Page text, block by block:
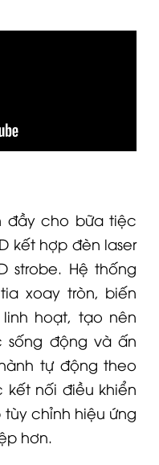
đầy cho bữa tiệc
kết hợp đèn laser
strobe. Hệ thống
xoay tròn, biến
hoạt, tạo nên
sống động và ấn
tự động theo
nối điều khiển
chỉnh hiệu ứng
hơn.